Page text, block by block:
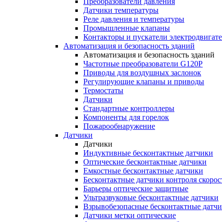
Датчики температуры
Реле давления и температуры
Промышленные клапаны
Контакторы и пускатели
Автоматизация и безопасность зданий
Автоматизация и безопасность зданий
Частотные преобразователи G120P
Приводы для воздушных заслонок
Регулирующие клапаны и приводы
Термостаты
Датчики
Стандартные контроллеры
Компоненты для горелок
Пожарообнаружение
Датчики
Датчики
Индуктивные бесконтактные датчики
Оптические бесконтактные датчики
Емкостные бесконтактные датчики
Бесконтактные датчики контроля
Барьеры оптические защитные
Ультразвуковые бесконтактные датчики
Взрывобезопасные бесконтактные
Датчики метки оптические